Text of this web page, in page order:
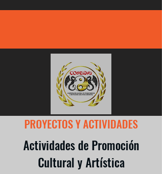
PROYECTOS Y ACTIVIDADES
Actividades de Promoción
Cultural y Artística